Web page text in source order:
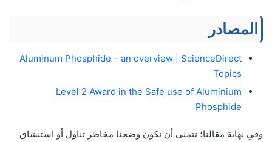
المصادر
Aluminum Phosphide – an overview | ScienceDirect
Topics
Level 2 Award in the Safe use of Aluminium
Phosphide
وفي نهاية مقالنا؛ نتمنى أن نكون وضحنا مخاطر تناول أو استنشاق